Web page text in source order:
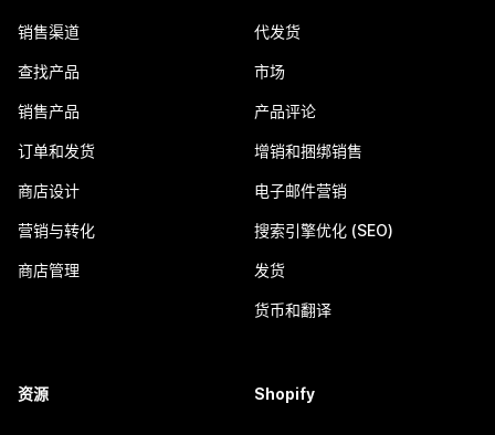
销售渠道
查找产品
销售产品
订单和发货
商店设计
营销与转化
商店管理
代发货
市场
产品评论
增销和捆绑销售
电子邮件营销
搜索引擎优化 (SEO)
发货
货币和翻译
资源 Shopify